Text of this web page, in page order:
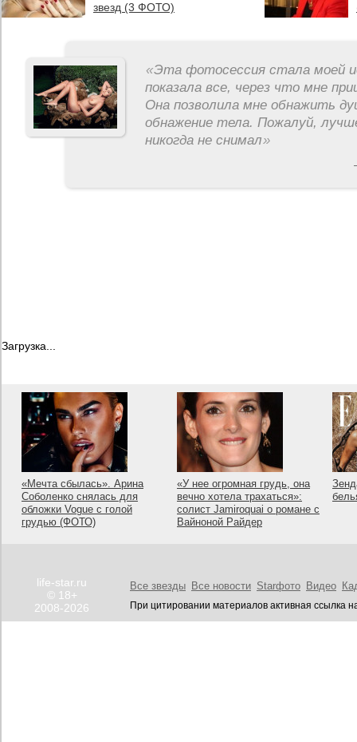
звезд (3 ФОТО)
«Эта фотосессия стала моей
показала все, через что мне
Она позволила мне обнажить
обнажение тела. Пожалуй,
никогда не снимал»
Загрузка...
«Мечта сбылась». Арина
Соболенко снялась для
обложки Vogue с голой
грудью (ФОТО)
«У нее огромная грудь, она
вечно хотела трахаться»:
солист Jamiroquai о романе с
Вайноной Райдер
life-star.ru
© 18+
2008-2026
Все звезды Все новости Starфото Видео
При цитировании материалов активная ссылка